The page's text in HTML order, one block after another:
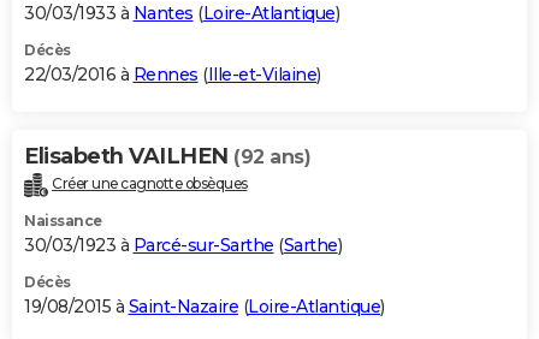
30/03/1933 à Nantes (Loire-Atlantique)
Décès
22/03/2016 à Rennes (Ille-et-Vilaine)
Elisabeth VAILHEN (92 ans)
Créer une cagnotte obsèques
Naissance
30/03/1923 à Parcé-sur-Sarthe (Sarthe)
Décès
19/08/2015 à Saint-Nazaire (Loire-Atlantique)